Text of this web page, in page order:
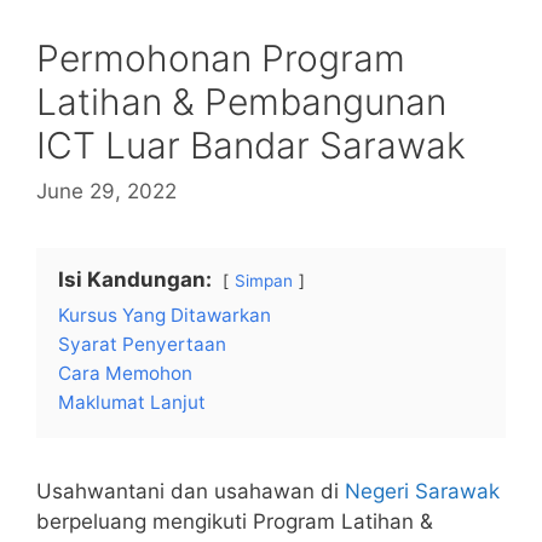
Permohonan Program
Latihan & Pembangunan
ICT Luar Bandar Sarawak
June 29, 2022
Isi Kandungan: Simpan
Kursus Yang Ditawarkan
Syarat Penyertaan
Cara Memohon
Maklumat Lanjut
Usahwantani dan usahawan di Negeri Sarawak
berpeluang mengikuti Program Latihan &